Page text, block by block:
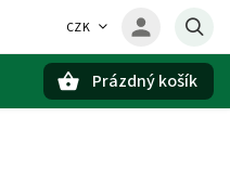
CZK
Prázdný košík